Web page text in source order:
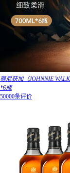
尊尼获加（JOHNNIE
*6瓶
50000条评价